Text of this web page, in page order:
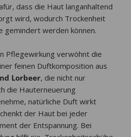
dass die Haut langanhaltend
wird, wodurch Trockenheit
gemindert werden können.
Pflegewirkung verwöhnt die
feinen Duftkomposition aus
Lorbeer, die nicht nur
die Hauterneuerung
natürliche Duft wirkt
der Haut bei jeder
der Entspannung. Bei